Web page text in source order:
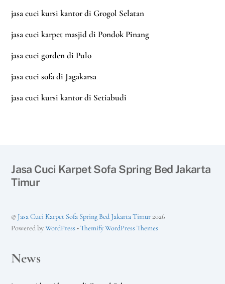
jasa cuci kursi kantor di Grogol Selatan
jasa cuci karpet masjid di Pondok Pinang
jasa cuci gorden di Pulo
jasa cuci sofa di Jagakarsa
jasa cuci kursi kantor di Setiabudi
Jasa Cuci Karpet Sofa Spring Bed Jakarta
Timur
© Jasa Cuci Karpet Sofa Spring Bed Jakarta Timur2026
Powered byWordPress •Themify WordPress Themes
News